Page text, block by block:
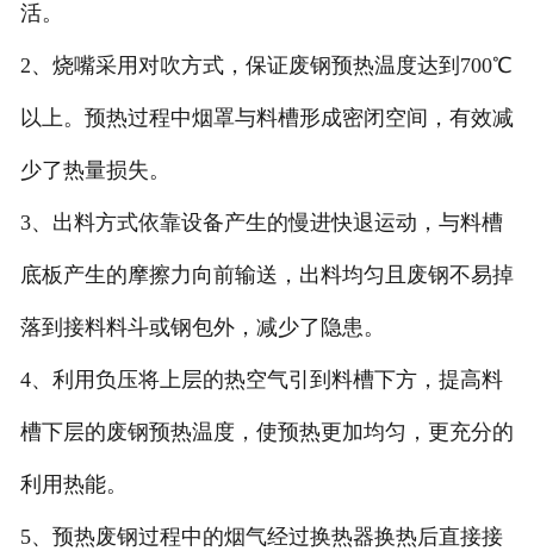
活。
2、烧嘴采用对吹方式，保证废钢预热温度达到700℃
以上。预热过程中烟罩与料槽形成密闭空间，有效减
少了热量损失。
3、出料方式依靠设备产生的慢进快退运动，与料槽
底板产生的摩擦力向前输送，出料均匀且废钢不易掉
落到接料料斗或钢包外，减少了隐患。
4、利用负压将上层的热空气引到料槽下方，提高料
槽下层的废钢预热温度，使预热更加均匀，更充分的
利用热能。
5、预热废钢过程中的烟气经过换热器换热后直接接